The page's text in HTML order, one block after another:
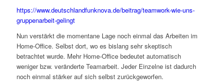
https://www.deutschlandfunknova.de/beitrag/teamwork-wie-uns-
gruppenarbeit-gelingt
Nun verstärkt die momentane Lage noch einmal das Arbeiten im
Home-Office. Selbst dort, wo es bislang sehr skeptisch
betrachtet wurde. Mehr Home-Office bedeutet automatisch
weniger bzw. veränderte Teamarbeit. Jeder Einzelne ist dadurch
noch einmal stärker auf sich selbst zurückgeworfen.